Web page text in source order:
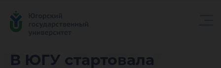
В ЮГУ стартовала